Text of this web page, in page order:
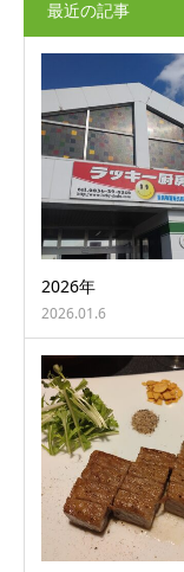
最近の記事
2026年
2026.01.6